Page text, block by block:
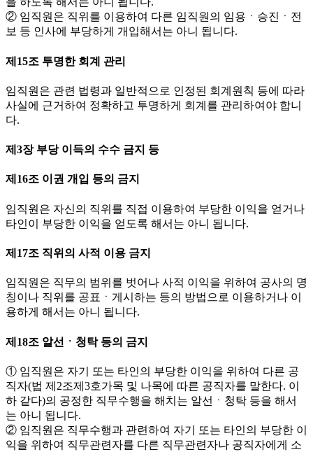
② 임직원은 직위를 이용하여 다른 임직원의 임용ㆍ승진ㆍ전
보 등 인사에 부당하게 개입해서는 아니 됩니다.
제15조 투명한 회계 관리
임직원은 관련 법령과 일반적으로 인정된 회계원칙 등에 따라
사실에 근거하여 정확하고 투명하게 회계를 관리하여야 합니
다.
제3장 부당 이득의 수수 금지 등
제16조 이권 개입 등의 금지
임직원은 자신의 직위를 직접 이용하여 부당한 이익을 얻거나
타인이 부당한 이익을 얻도록 해서는 아니 됩니다.
제17조 직위의 사적 이용 금지
임직원은 직무의 범위를 벗어나 사적 이익을 위하여 공사의 명
칭이나 직위를 공표ㆍ게시하는 등의 방법으로 이용하거나 이
용하게 해서는 아니 됩니다.
제18조 알선ㆍ청탁 등의 금지
① 임직원은 자기 또는 타인의 부당한 이익을 위하여 다른 공
직자(법 제2조제3호가목 및 나목에 따른 공직자를 말한다. 이
하 같다)의 공정한 직무수행을 해치는 알선ㆍ청탁 등을 해서
는 아니 됩니다.
② 임직원은 직무수행과 관련하여 자기 또는 타인의 부당한 이
익을 위하여 직무관련자를 다른 직무관련자나 공직자에게 소